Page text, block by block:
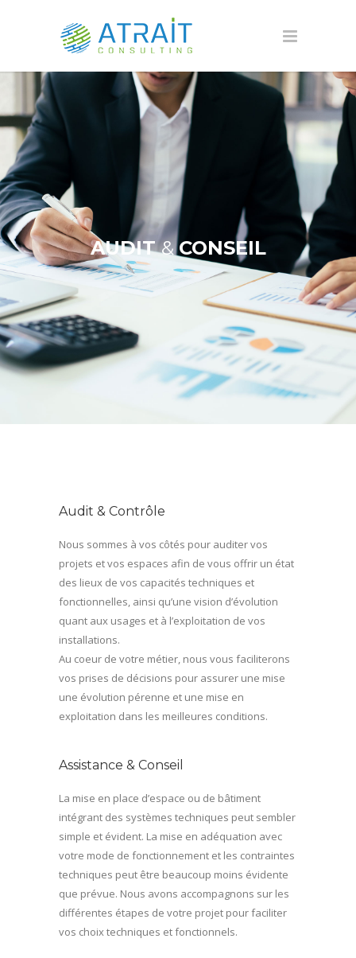
AUDIT&CONSEIL
Audit & Contrôle
Nous sommes à vos côtés pour auditer vos
projets et vos espaces afin de vous offrir un état
des lieux de vos capacités techniques et
fonctionnelles, ainsi qu’une vision d’évolution
quant aux usages et à l’exploitation de vos
installations.
Au coeur de votre métier, nous vous faciliterons
vos prises de décisions pour assurer une mise
une évolution pérenne et une mise en
exploitation dans les meilleures conditions.
Assistance & Conseil
La mise en place d’espace ou de bâtiment
intégrant des systèmes techniques peut sembler
simple et évident. La mise en adéquation avec
votre mode de fonctionnement et les contraintes
techniques peut être beaucoup moins évidente
que prévue. Nous avons accompagnons sur les
différentes étapes de votre projet pour faciliter
vos choix techniques et fonctionnels.